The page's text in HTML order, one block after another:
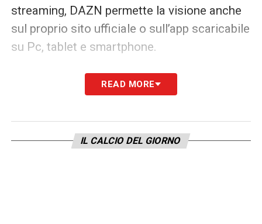
streaming, DAZN permette la visione anche
sul proprio sito ufficiale o sull’app scaricabile
su Pc, tablet e smartphone.
LA PLAYLIST DELLE NOSTRE TOP NEWS
READ MORE
IL CALCIO DEL GIORNO